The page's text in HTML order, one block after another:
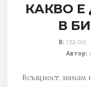
КАКВО
В
В: 1:52:00
Автор:
Всъщност, нямам